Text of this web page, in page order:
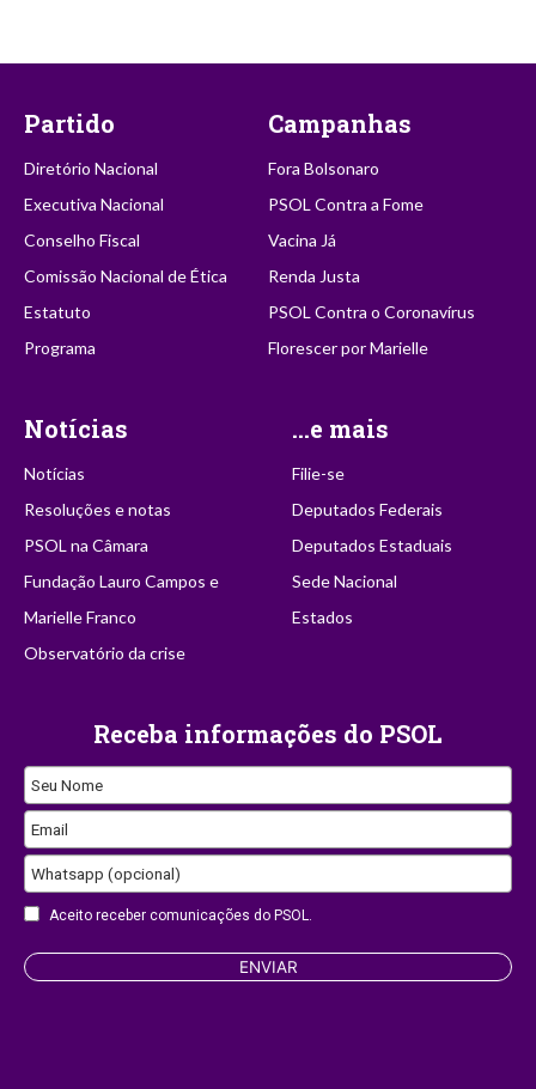
Partido
Diretório Nacional
Executiva Nacional
Conselho Fiscal
Comissão Nacional de Ética
Estatuto
Programa
Campanhas
Fora Bolsonaro
PSOL Contra a Fome
Vacina Já
Renda Justa
PSOL Contra o Coronavírus
Florescer por Marielle
Notícias
Notícias
Resoluções e notas
PSOL na Câmara
Fundação Lauro Campos e
Marielle Franco
Observatório da crise
...e mais
Filie-se
Deputados Federais
Deputados Estaduais
Sede Nacional
Estados
Receba informações do PSOL
Seu Nome
Email
Whatsapp (opcional)
Contact
Aceito receber comunicações do PSOL.
ENVIAR